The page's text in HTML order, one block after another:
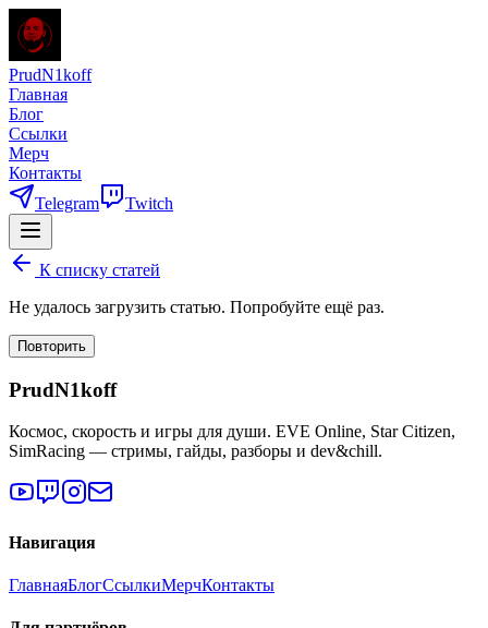
PrudN1koff
Главная
Блог
Ссылки
Мерч
Контакты
Telegram
Twitch
К списку статей
Не удалось загрузить статью. Попробуйте ещё раз.
Повторить
PrudN1koff
Космос, скорость и игры для души. EVE Online, Star Citizen,
SimRacing — стримы, гайды, разборы и dev&chill.
Навигация
ГлавнаяБлогСсылкиМерчКонтакты